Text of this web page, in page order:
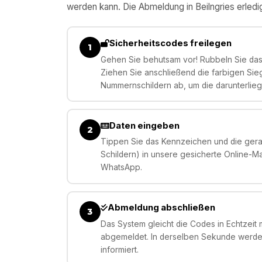
werden kann. Die Abmeldung in Beilngries
1 Sicherheitscodes freilegen
Gehen Sie behutsam vor! Rubbeln Sie
Ziehen Sie anschließend die farbigen
Nummernschildern ab, um die
2 Daten eingeben
Tippen Sie das Kennzeichen und die
Schildern) in unsere gesicherte Online-
WhatsApp.
3 Abmeldung abschließen
Das System gleicht die Codes in Echtzeit
abgemeldet. In derselben Sekunde
informiert.